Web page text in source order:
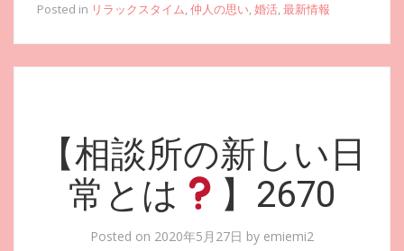
Posted in リラックスタイム,仲人の思い,婚活,最新情報
【相談所の新しい日
常とは
】2670
Posted on 2020年5月27日 by emiemi2